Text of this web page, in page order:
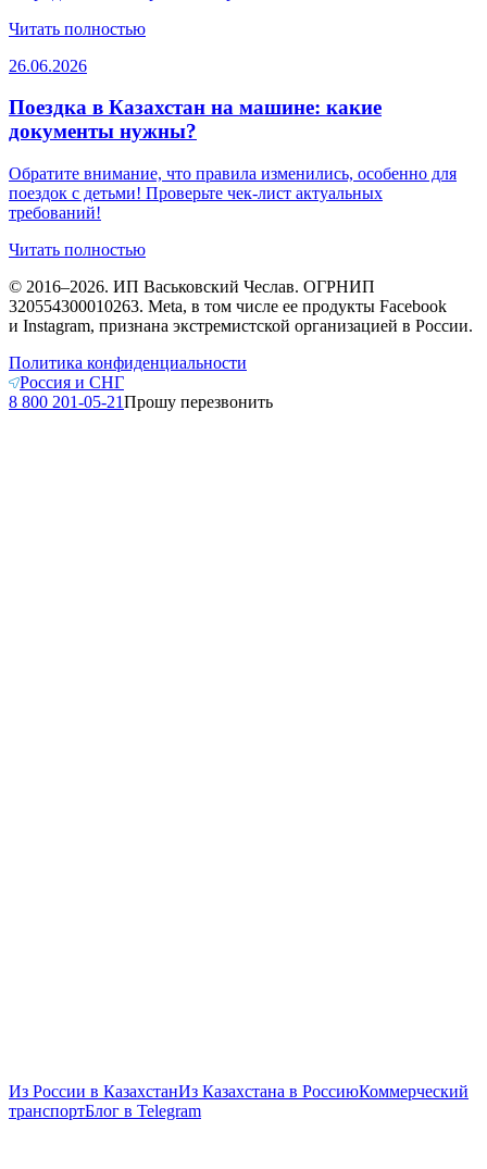
Читать полностью
26.06.2026
Поездка в Казахстан на машине: какие
документы нужны?
Обратите внимание, что правила изменились, особенно для
поездок с детьми! Проверьте чек-лист актуальных
требований!
Читать полностью
© 2016–2026. ИП Васьковский Чеслав. ОГРНИП
320554300010263. Meta, в том числе ее продукты Facebook
и Instagram, признана экстремистской организацией в России.
Политика конфиденциальности
Россия и СНГ
8 800 201-05-21Прошу перезвонить
Из России в КазахстанИз Казахстана в РоссиюКоммерческий
транспортБлог в Telegram